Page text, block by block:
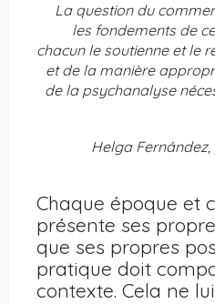
La question du
les fondements de
chacun le soutienne et le
et de la manière
de la psychanalyse
Helga
Chaque époque et
présente ses
que ses propres
pratique doit
contexte. Cela ne